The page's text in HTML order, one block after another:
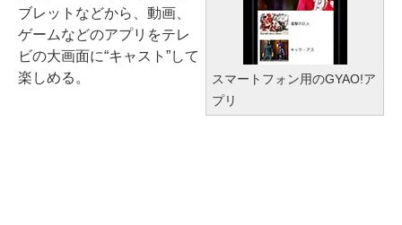
スマートフォン用のGYAO!ア
プリ
ブレットなどから、動画、
ゲームなどのアプリをテレ
ビの大画面に“キャスト”して
楽しめる。